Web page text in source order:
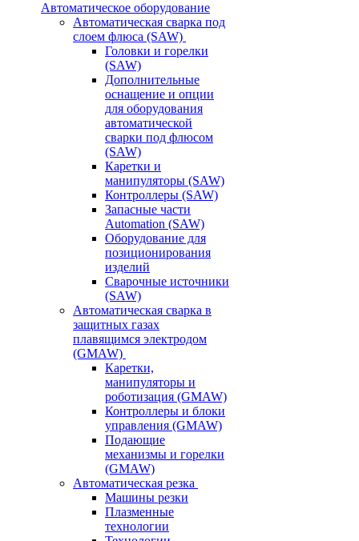
Автоматическое оборудование
Автоматическая сварка под
слоем флюса (SAW)
Головки и горелки
(SAW)
Дополнительные
оснащение и опции
для оборудования
автоматической
сварки под флюсом
(SAW)
Каретки и
манипуляторы (SAW)
Контроллеры (SAW)
Запасные части
Automation (SAW)
Оборудование для
позиционирования
изделий
Сварочные источники
(SAW)
Автоматическая сварка в
защитных газах
плавящимся электродом
(GMAW)
Каретки,
манипуляторы и
роботизация (GMAW)
Контроллеры и блоки
управления (GMAW)
Подающие
механизмы и горелки
(GMAW)
Автоматическая резка
Машины резки
Плазменные
технологии